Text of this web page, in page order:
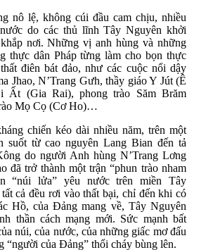
nô lệ, không cúi đầu cam chịu, nhiều
do các thủ lĩnh Tây Nguyên khởi
nơi. Những vị anh hùng và những
thực dân Pháp từng làm cho bọn thực
điên bát đảo, như các cuộc nổi dậy
Jhao, N’Trang Gưh, thầy giáo Y Jút (Ê
Ất (Gia Rai), phong trào Săm Brăm
Mọ Cọ (Cơ Ho)…
chiến kéo dài nhiều năm, trên một
suốt từ cao nguyên Lang Bian đến tả
do người Anh hùng N’Trang Lơng
đã trở thành một trận “phun trào nham
“núi lửa” yêu nước trên miền Tây
cả đều rơi vào thất bại, chỉ đến khi có
Hồ, của Đảng mang về, Tây Nguyên
thần cách mạng mới. Sức mạnh bất
núi, của nước, của những giấc mơ đấu
“người của Đảng” thổi cháy bùng lên.